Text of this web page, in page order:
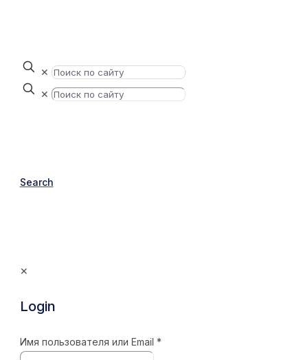
✕
✕
Search
✕
Login
Имя пользователя или Email *